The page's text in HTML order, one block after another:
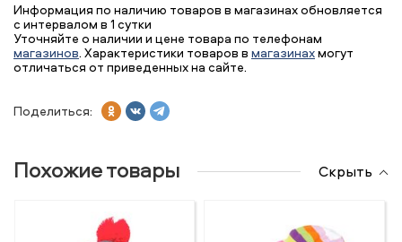
Информация по наличию товаров в магазинах обновляется
с интервалом в 1 сутки
Уточняйте о наличии и цене товара по телефонам
магазинов. Характеристики товаров в магазинахмогут
отличаться от приведенных на сайте.
Поделиться:
Похожие товары Скрыть